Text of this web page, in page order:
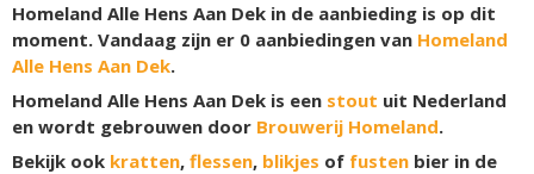
Homeland Alle Hens Aan Dek in de aanbieding is op dit
moment. Vandaag zijn er 0 aanbiedingen van Homeland
Alle Hens Aan Dek.
Homeland Alle Hens Aan Dek is een stout uit Nederland
en wordt gebrouwen door Brouwerij Homeland.
Bekijk ook kratten, flessen, blikjes of fusten bier in de